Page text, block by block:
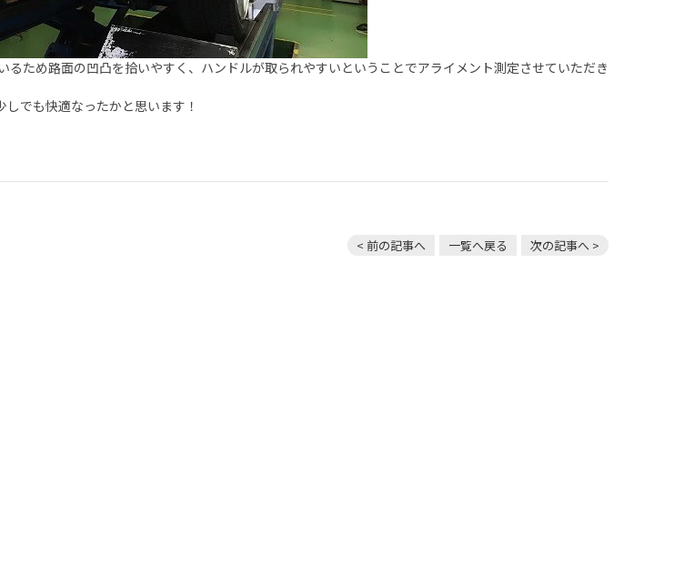
るため路面の凹凸を拾いやすく、ハンドルが取られやすいということでアライメント測定させていただき
でも快適なったかと思います！
< 前の記事へ 一覧へ戻る 次の記事へ >